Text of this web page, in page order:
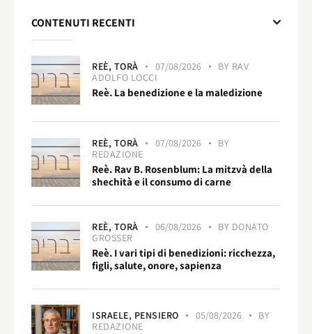
CONTENUTI RECENTI
REÈ, TORÀ 07/08/2026 BY RAV
ADOLFO LOCCI
Reè. La benedizione e la maledizione
REÈ, TORÀ 07/08/2026
BY
REDAZIONE
Reè. Rav B. Rosenblum: La mitzvà della
shechità e il consumo di carne
REÈ, TORÀ 06/08/2026 BY DONATO
GROSSER
Reè. I vari tipi di benedizioni: ricchezza,
figli, salute, onore, sapienza
ISRAELE, PENSIERO 05/08/2026
BY
REDAZIONE